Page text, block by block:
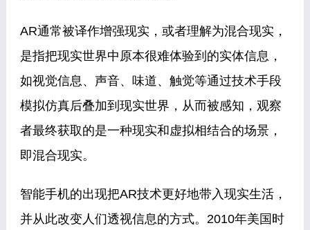
AR通常被译作增强现实，或者理解为混合现实，
是指把现实世界中原本很难体验到的实体信息，
如视觉信息、声音、味道、触觉等通过技术手段
模拟仿真后叠加到现实世界，从而被感知，观察
者最终获取的是一种现实和虚拟相结合的场景，
即混合现实。
智能手机的出现把AR技术更好地带入现实生活，
并从此改变人们透视信息的方式。2010年美国时